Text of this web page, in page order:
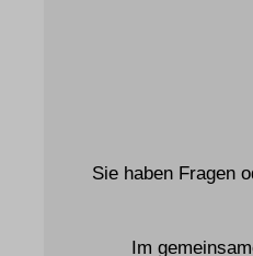
Sie haben Fragen
Im